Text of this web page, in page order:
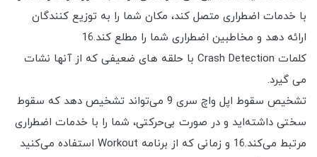
با خدمات اضطراری متصل کند، مکان شما را به توزیع کنندگان
ارائه دهد و مخاطبین اضطراری شما را مطلع کند.16
کلمات Crash Detection با حلقه های ضعیفی که از آنها نشات
می گیرد.
تشخیص سقوط اپل واچ سری 9 می‌تواند تشخیص دهد که سقوط
سختی داشته‌اید و در صورت بی‌حرکتی، شما را با خدمات اضطراری
مرتبط می‌کند.16 و زمانی که از برنامه Workout استفاده می‌کنید